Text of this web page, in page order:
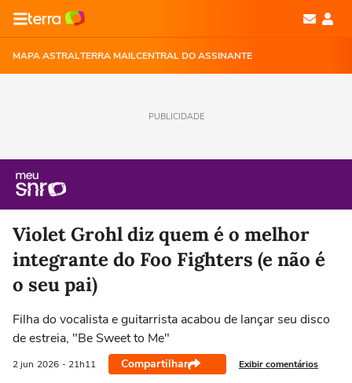
MAPA ASTRALTERRA MAILCENTRAL DO ASSINANTE
PUBLICIDADE
Violet Grohl diz quem é o melhor
integrante do Foo Fighters (e não é
o seu pai)
Filha do vocalista e guitarrista acabou de lançar seu disco
de estreia, "Be Sweet to Me"
2 jun 2026 - 21h11 Compartilhar Exibir comentários